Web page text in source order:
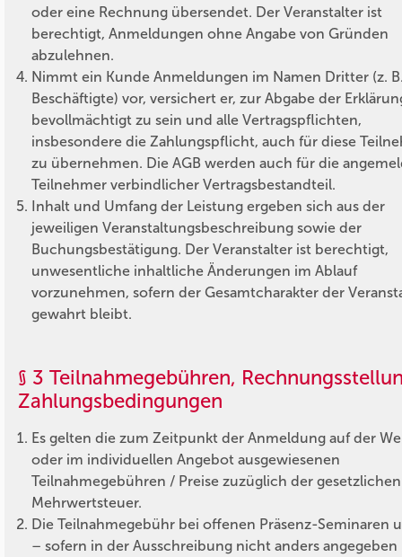
oder eine Rechnung übersendet. Der Veranstalter ist
berechtigt, Anmeldungen ohne Angabe von Gründen
abzulehnen.
Nimmt ein Kunde Anmeldungen im Namen Dritter (z.
Beschäftigte) vor, versichert er, zur Abgabe der
bevollmächtigt zu sein und alle Vertragspflichten,
insbesondere die Zahlungspflicht, auch für diese
zu übernehmen. Die AGB werden auch für die
Teilnehmer verbindlicher Vertragsbestandteil.
Inhalt und Umfang der Leistung ergeben sich aus der
jeweiligen Veranstaltungsbeschreibung sowie der
Buchungsbestätigung. Der Veranstalter ist berechtigt,
unwesentliche inhaltliche Änderungen im Ablauf
vorzunehmen, sofern der Gesamtcharakter der
gewahrt bleibt.
§ 3 Teilnahmegebühren,
Zahlungsbedingungen
Es gelten die zum Zeitpunkt der Anmeldung auf der
oder im individuellen Angebot ausgewiesenen
Teilnahmegebühren / Preise zuzüglich der gesetzlichen
Mehrwertsteuer.
Die Teilnahmegebühr bei offenen Präsenz-Seminaren
– sofern in der Ausschreibung nicht anders angegeben